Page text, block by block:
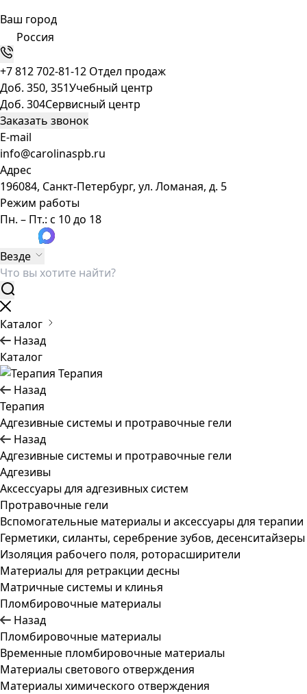
Ваш город
Россия
+7 812 702-81-12 Отдел продаж
Доб. 350, 351Учебный центр
Доб. 304Сервисный центр
Заказать звонок
E-mail
info@carolinaspb.ru
Адрес
196084, Санкт-Петербург, ул. Ломаная, д. 5
Режим работы
Пн. – Пт.: с 10 до 18
Везде
Каталог
Назад
Каталог
Терапия
Назад
Терапия
Адгезивные системы и протравочные гели
Назад
Адгезивные системы и протравочные гели
Адгезивы
Аксессуары для адгезивных систем
Протравочные гели
Вспомогательные материалы и аксессуары для терапии
Герметики, силанты, серебрение зубов, десенситайзеры
Изоляция рабочего поля, роторасширители
Материалы для ретракции десны
Матричные системы и клинья
Пломбировочные материалы
Назад
Пломбировочные материалы
Временные пломбировочные материалы
Материалы светового отверждения
Материалы химического отверждения